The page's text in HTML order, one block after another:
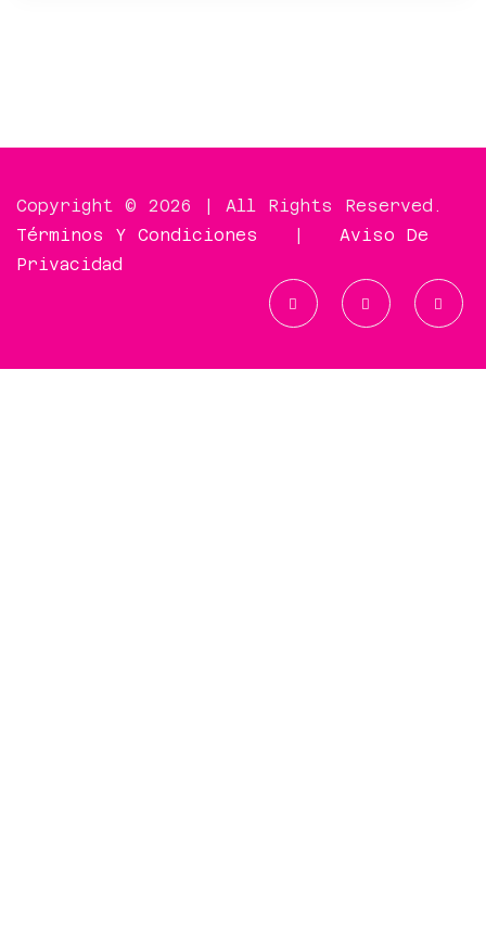
Copyright © 2026 | All Rights Reserved.
Términos Y Condiciones
Aviso De
Privacidad